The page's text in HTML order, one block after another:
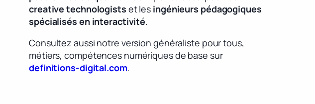
creative technologists et les ingénieurs pédagogiques
spécialisés en interactivité.
Consultez aussi notre version généraliste pour tous,
métiers, compétences numériques de base sur
definitions-digital.com.